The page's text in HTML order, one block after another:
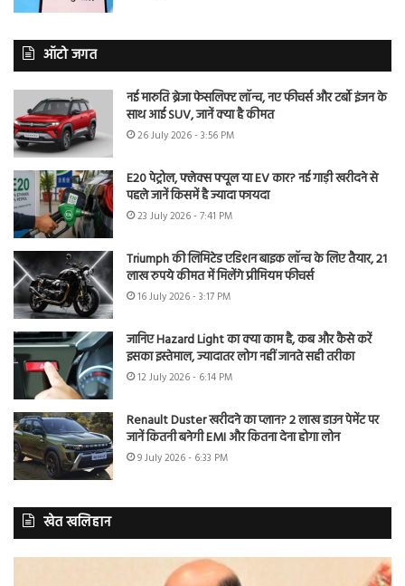
ऑटो जगत
नई मारुति ब्रेजा फेसलिफ्ट लॉन्च, नए फीचर्स और टर्बो इंजन के
साथ आई SUV, जानें क्या है कीमत
26 July 2026 - 3:56 PM
E20 पेट्रोल, फ्लेक्स फ्यूल या EV कार? नई गाड़ी खरीदने से
पहले जानें किसमें है ज्यादा फायदा
23 July 2026 - 7:41 PM
Triumph की लिमिटेड एडिशन बाइक लॉन्च के लिए तैयार, 21
लाख रुपये कीमत में मिलेंगे प्रीमियम फीचर्स
16 July 2026 - 3:17 PM
जानिए Hazard Light का क्या काम है, कब और कैसे करें
इसका इस्तेमाल, ज्यादातर लोग नहीं जानते सही तरीका
12 July 2026 - 6:14 PM
Renault Duster खरीदने का प्लान? 2 लाख डाउन पेमेंट पर
जानें कितनी बनेगी EMI और कितना देना होगा लोन
9 July 2026 - 6:33 PM
खेत खलिहान